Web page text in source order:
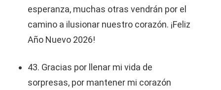
esperanza, muchas otras vendrán por el
camino a ilusionar nuestro corazón. ¡Feliz
Año Nuevo 2026!
43. Gracias por llenar mi vida de
sorpresas, por mantener mi corazón